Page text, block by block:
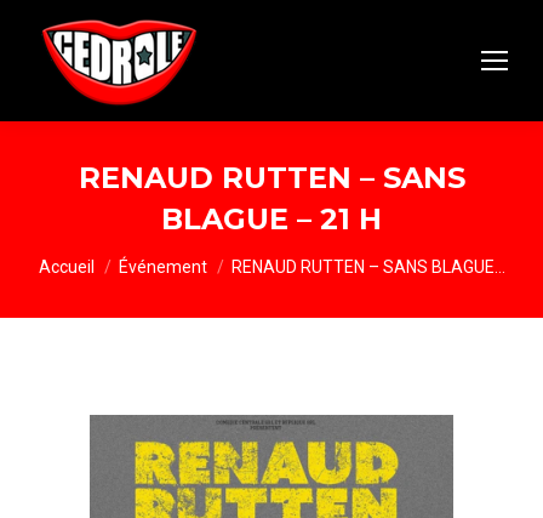
RENAUD RUTTEN – SANS
BLAGUE – 21 H
Vous êtes ici :
Accueil Événement RENAUD RUTTEN – SANS BLAGUE…